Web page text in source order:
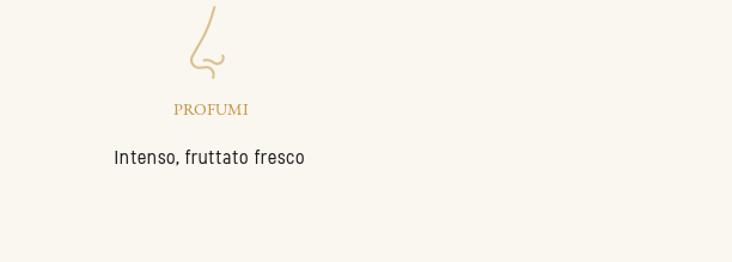
PROFUMI
Intenso, fruttato fresco